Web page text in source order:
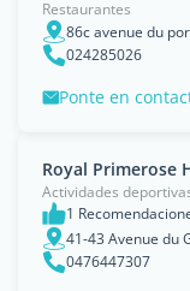
Restaurantes
86c avenue du
024285026
Ponte en
Royal Primerose
Actividades
1
41-43 Avenue du
0476447307